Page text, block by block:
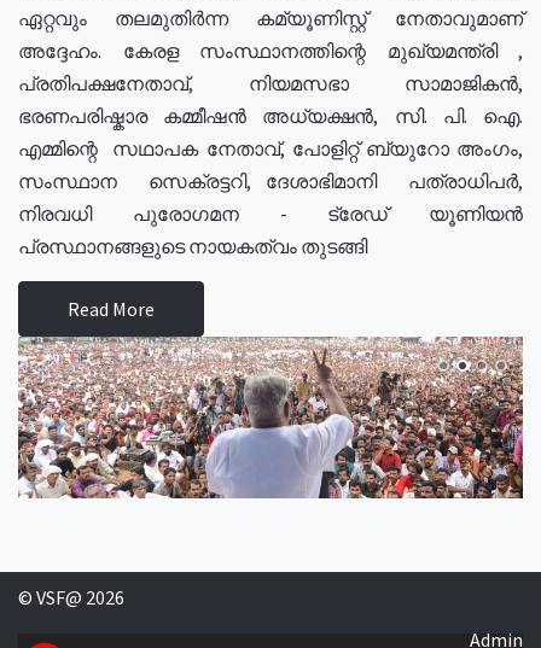
ഏറ്റവും തലമുതിർന്ന കമ്യൂണിസ്റ്റ് നേതാവുമാണ്
അദ്ദേഹം. കേരള സംസ്ഥാനത്തിന്റെ മുഖ്യമന്ത്രി ,
പ്രതിപക്ഷനേതാവ്, നിയമസഭാ സാമാജികൻ,
ഭരണപരിഷ്കാര കമ്മീഷൻ അധ്യക്ഷൻ, സി. പി. ഐ.
എമ്മിന്റെ സഥാപക നേതാവ്, പോളിറ്റ് ബ്യുറോ അംഗം,
സംസ്ഥാന സെക്രട്ടറി, ദേശാഭിമാനി പത്രാധിപർ,
നിരവധി പുരോഗമന - ട്രേഡ് യൂണിയൻ
പ്രസ്ഥാനങ്ങളുടെ നായകത്വം തുടങ്ങി
Read More
© VSF@ 2026
Admin